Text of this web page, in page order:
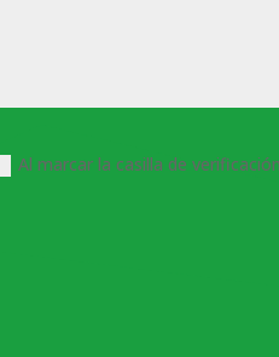
Al marcar la casilla de